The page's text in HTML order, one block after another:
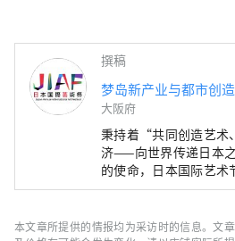
岛新产业都市创造机构
健康都市设计研究所
https://yumeshimakikou.org/
厦，大阪市北区梅田
邮箱：
06-6136-8803
撰稿
梦岛新产业与都市创
大阪府
秉持着“共同创造艺术
济——向世界传递日本
的使命，日本国际艺
期举办，为期六个月
博会场馆、京都、大阪
本文章所提供的情报均为采访时的信息。文